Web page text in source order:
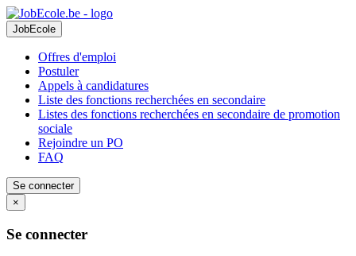
JobEcole
Offres d'emploi
Postuler
Appels à candidatures
Liste des fonctions recherchées en secondaire
Listes des fonctions recherchées en secondaire de promotion
sociale
Rejoindre un PO
FAQ
Se connecter
×
Se connecter